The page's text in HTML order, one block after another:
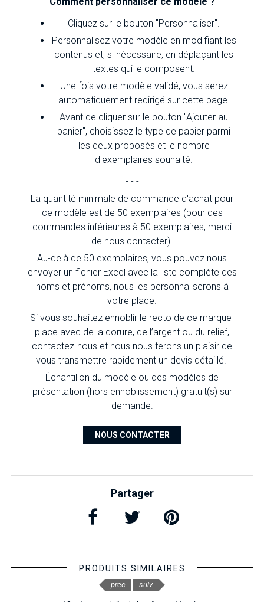
Cliquez sur le bouton "Personnaliser".
Personnalisez votre modèle en modifiant les
contenus et, si nécessaire, en déplaçant les
textes qui le composent.
Une fois votre modèle validé, vous serez
automatiquement redirigé sur cette page.
Avant de cliquer sur le bouton "Ajouter au
panier", choisissez le type de papier parmi
les deux proposés et le nombre
d'exemplaires souhaité.
- - -
La quantité minimale de commande d'achat pour
ce modèle est de 50 exemplaires (pour des
commandes inférieures à 50 exemplaires, merci
de nous contacter).
Au-delà de 50 exemplaires, vous pouvez nous
envoyer un fichier Excel avec la liste complète des
noms et prénoms, nous les personnaliserons à
votre place.
Si vous souhaitez ennoblir le recto de ce marque-
place avec de la dorure, de l’argent ou du relief,
contactez-nous et nous nous ferons un plaisir de
vous transmettre rapidement un devis détaillé.
Échantillon du modèle ou des modèles de
présentation (hors ennoblissement) gratuit(s) sur
demande.
NOUS CONTACTER
Partager
PRODUITS SIMILAIRES
prec suiv